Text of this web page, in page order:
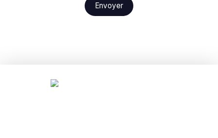
Envoyer